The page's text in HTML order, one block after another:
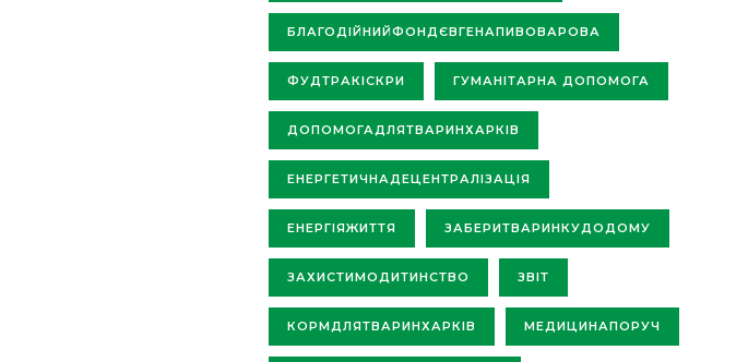
БЛАГОДІЙНИЙФОНДЄВГЕНАПИВОВАРОВА
ФУДТРАКІСКРИ ГУМАНІТАРНА ДОПОМОГА
ДОПОМОГАДЛЯТВАРИНХАРКІВ
ЕНЕРГЕТИЧНАДЕЦЕНТРАЛІЗАЦІЯ
ЕНЕРГІЯЖИТТЯ ЗАБЕРИТВАРИНКУДОДОМУ
ЗАХИСТИМОДИТИНСТВО ЗВІТ
КОРМДЛЯТВАРИНХАРКІВ МЕДИЦИНАПОРУЧ